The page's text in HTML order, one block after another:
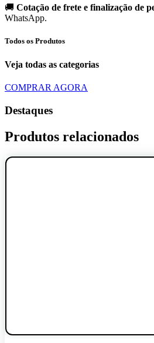
🚚 Cotação de frete e finalização de
WhatsApp.
Todos os Produtos
Veja todas as categorias
COMPRAR AGORA
Destaques
Produtos relacionados